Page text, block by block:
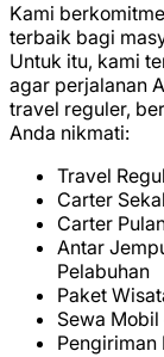
Kami
terbaik bagi
Untuk itu, kami
agar perjalanan
travel reguler,
Anda nikmati:
Travel
Carter
Carter
Antar
Pelabuhan
Paket
Sewa
Pengiriman